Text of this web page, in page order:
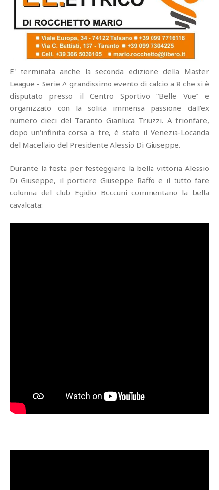
E' terminata anche la seconda edizione della Master
League - Serie A grandissimo evento di calcio a 8 che si è
disputato presso il Centro Sportivo “Belle Vue” e
organizzato con la solita immensa passione dall'ex
numero dieci del Taranto Gianluca Triuzzi. A trionfare,
dopo un'infinita corsa a tre, è stato il Venezia-Locanda
del Macellaio del Presidente Alessio Di Giuseppe.
Durante la festa per festeggiare la bella vittoria Alessio
Di Giuseppe, il portiere Giuseppe Raffo e il tutto fare
colonna del club Egidio Boccuni commentano la bella
cavalcata: